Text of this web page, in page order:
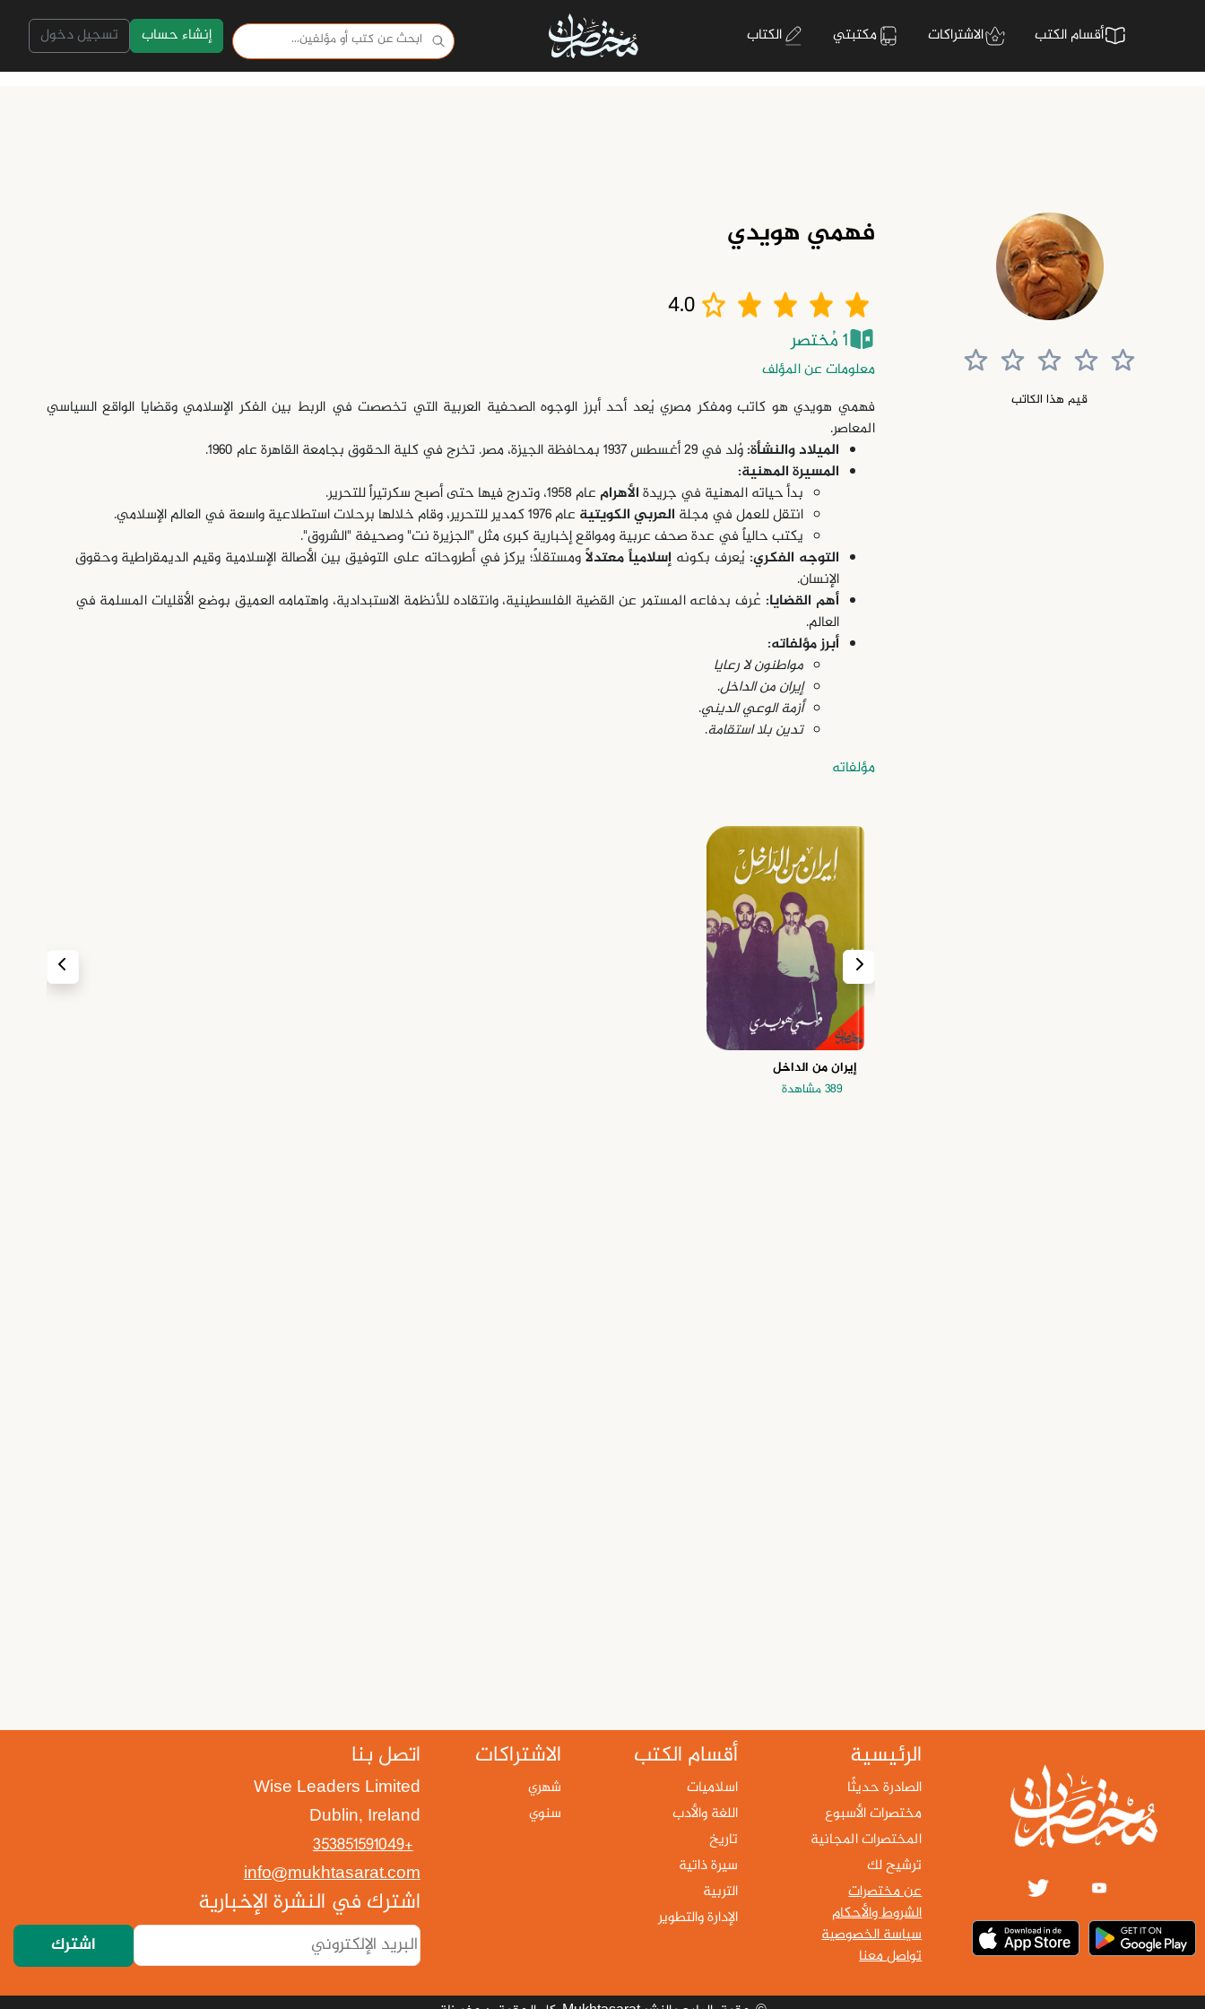
أقسام الكتب الاشتراكات مكتبتي الكتاب إنشاء حساب تسجيل دخول
قيم هذا الكاتب
فهمي هويدي
4.0
1 مُختصر
معلومات عن المؤلف
فهمي هويدي هو كاتب ومفكر مصري يُعد أحد أبرز الوجوه الصحفية العربية التي تخصصت في الربط بين الفكر الإسلامي وقضايا الواقع السياسي
المعاصر.
الميلاد والنشأة:وُلد في 29 أغسطس 1937 بمحافظة الجيزة، مصر. تخرج في كلية الحقوق بجامعة القاهرة عام 1960.
المسيرة المهنية:
بدأ حياته المهنية في جريدةالأهرام عام 1958، وتدرج فيها حتى أصبح سكرتيراً للتحرير.
انتقل للعمل في مجلة العربي الكويتية عام 1976 كمدير للتحرير، وقام خلالها برحلات استطلاعية واسعة في العالم الإسلامي.
يكتب حالياً في عدة صحف عربية ومواقع إخبارية كبرى مثل "الجزيرة نت" وصحيفة "الشروق".
التوجه الفكري: يُعرف بكونه إسلامياً معتدلاًومستقلاً؛ يركز في أطروحاته على التوفيق بين الأصالة الإسلامية وقيم الديمقراطية وحقوق
الإنسان.
أهم القضايا: عُرف بدفاعه المستمر عن القضية الفلسطينية، وانتقاده للأنظمة الاستبدادية، واهتمامه العميق بوضع الأقليات المسلمة في
العالم.
أبرز مؤلفاته:
مواطنون لا رعايا
إيران من الداخل.
أزمة الوعي الديني.
تدين بلا استقامة.
مؤلفاته
إيران من الداخل
389 مشاهدة
اتصل بنا
Wise Leaders Limited
Dublin, Ireland
+353851591049
info@mukhtasarat.com
اشترك في النشرة الإخبارية
اشترك
الاشتراكات
شهري
سنوي
أقسام الكتب
اسلاميات
اللغة والأدب
تاريخ
سيرة ذاتية
التربية
الإدارة والتطوير
الرئيسية
الصادرة حديثًا
مختصرات الأسبوع
المختصرات المجانية
ترشيح لك
عن مختصرات
الشروط والأحكام
سياسة الخصوصية
تواصل معنا